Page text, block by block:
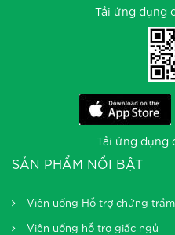
Tải ứng dụng
Tải ứng dụng
SẢN PHẨM NỔI BẬT
Viên uống Hỗ trợ chứng
Viên uống hỗ trợ giấc ngủ